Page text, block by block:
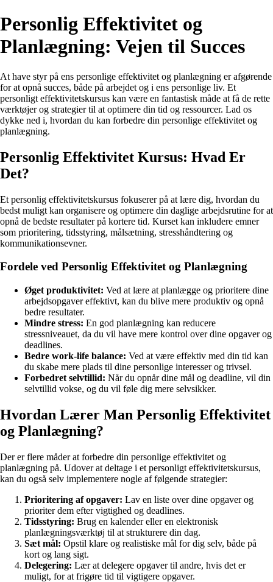
Personlig Effektivitet og
Planlægning: Vejen til Succes
At have styr på ens personlige effektivitet og planlægning er afgørende
for at opnå succes, både på arbejdet og i ens personlige liv. Et
personligt effektivitetskursus kan være en fantastisk måde at få de rette
værktøjer og strategier til at optimere din tid og ressourcer. Lad os
dykke ned i, hvordan du kan forbedre din personlige effektivitet og
planlægning.
Personlig Effektivitet Kursus: Hvad Er
Det?
Et personlig effektivitetskursus fokuserer på at lære dig, hvordan du
bedst muligt kan organisere og optimere din daglige arbejdsrutine for at
opnå de bedste resultater på kortere tid. Kurset kan inkludere emner
som prioritering, tidsstyring, målsætning, stresshåndtering og
kommunikationsevner.
Fordele ved Personlig Effektivitet og Planlægning
Øget produktivitet: Ved at lære at planlægge og prioritere dine
arbejdsopgaver effektivt, kan du blive mere produktiv og opnå
bedre resultater.
Mindre stress: En god planlægning kan reducere
stressniveauet, da du vil have mere kontrol over dine opgaver og
deadlines.
Bedre work-life balance: Ved at være effektiv med din tid kan
du skabe mere plads til dine personlige interesser og trivsel.
Forbedret selvtillid: Når du opnår dine mål og deadline, vil din
selvtillid vokse, og du vil føle dig mere selvsikker.
Hvordan Lærer Man Personlig Effektivitet
og Planlægning?
Der er flere måder at forbedre din personlige effektivitet og
planlægning på. Udover at deltage i et personligt effektivitetskursus,
kan du også selv implementere nogle af følgende strategier:
Prioritering af opgaver: Lav en liste over dine opgaver og
prioriter dem efter vigtighed og deadlines.
Tidsstyring: Brug en kalender eller en elektronisk
planlægningsværktøj til at strukturere din dag.
Sæt mål: Opstil klare og realistiske mål for dig selv, både på
kort og lang sigt.
Delegering: Lær at delegere opgaver til andre, hvis det er
muligt, for at frigøre tid til vigtigere opgaver.